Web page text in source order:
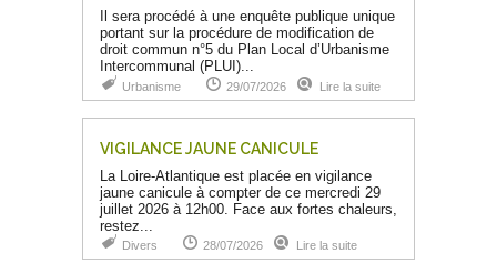
Il sera procédé à une enquête publique unique
portant sur la procédure de modification de
droit commun n°5 du Plan Local d’Urbanisme
Intercommunal (PLUI)...
Urbanisme 29/07/2026 Lire la suite
VIGILANCE JAUNE CANICULE
La Loire-Atlantique est placée en vigilance
jaune canicule à compter de ce mercredi 29
juillet 2026 à 12h00. Face aux fortes chaleurs,
restez...
Divers 28/07/2026 Lire la suite